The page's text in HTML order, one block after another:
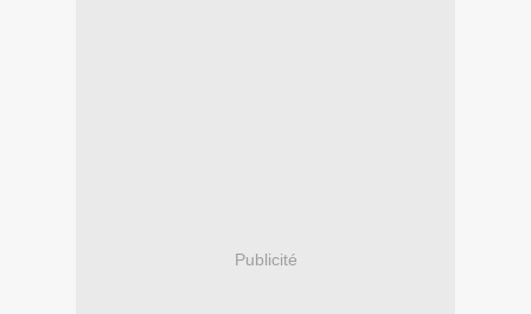
Publicité